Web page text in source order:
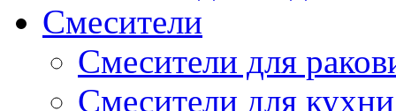
Смесители
Смесители для
Смесители для кухни